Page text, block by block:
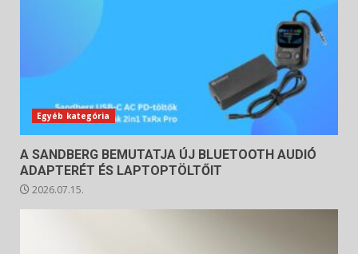
Egyéb kategória
A SANDBERG BEMUTATJA ÚJ BLUETOOTH AUDIÓ
ADAPTERÉT ÉS LAPTOPTÖLTŐIT
2026.07.15.